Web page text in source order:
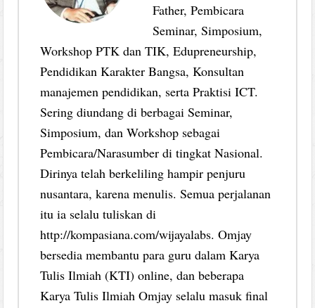
Father, Pembicara
Seminar, Simposium,
Workshop PTK dan TIK, Edupreneurship,
Pendidikan Karakter Bangsa, Konsultan
manajemen pendidikan, serta Praktisi ICT.
Sering diundang di berbagai Seminar,
Simposium, dan Workshop sebagai
Pembicara/Narasumber di tingkat Nasional.
Dirinya telah berkeliling hampir penjuru
nusantara, karena menulis. Semua perjalanan
itu ia selalu tuliskan di
http://kompasiana.com/wijayalabs. Omjay
bersedia membantu para guru dalam Karya
Tulis Ilmiah (KTI) online, dan beberapa
Karya Tulis Ilmiah Omjay selalu masuk final